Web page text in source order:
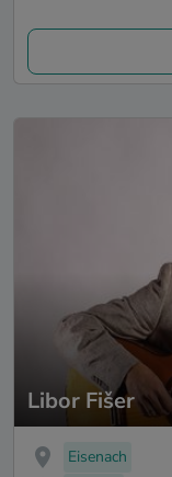
Libor Fišer
Eisenach